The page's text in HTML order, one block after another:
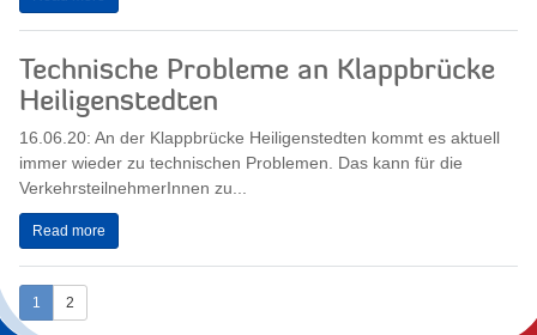
Technische Probleme an Klappbrücke
Heiligenstedten
16.06.20: An der Klappbrücke Heiligenstedten kommt es aktuell
immer wieder zu technischen Problemen. Das kann für die
VerkehrsteilnehmerInnen zu...
Read more
1 2